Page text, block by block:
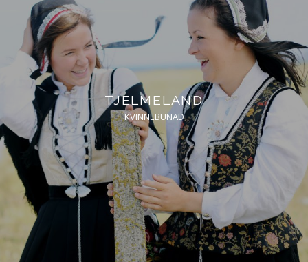
TJELMELAND
KVINNEBUNAD